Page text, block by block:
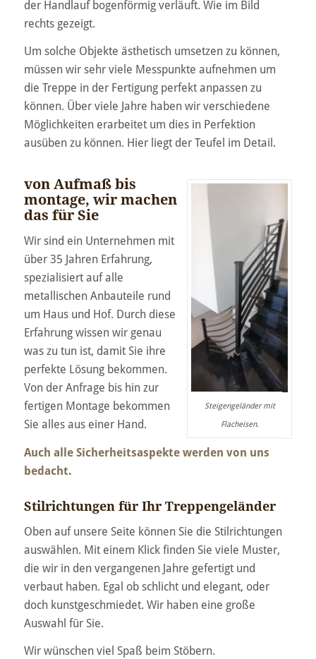
der Handlauf bogenförmig verläuft. Wie im Bild
rechts gezeigt.
Um solche Objekte ästhetisch umsetzen zu können,
müssen wir sehr viele Messpunkte aufnehmen um
die Treppe in der Fertigung perfekt anpassen zu
können. Über viele Jahre haben wir verschiedene
Möglichkeiten erarbeitet um dies in Perfektion
ausüben zu können. Hier liegt der Teufel im Detail.
Steigengeländer mit
Flacheisen.
von Aufmaß bis
montage, wir machen
das für Sie
Wir sind ein Unternehmen mit
über 35 Jahren Erfahrung,
spezialisiert auf alle
metallischen Anbauteile rund
um Haus und Hof. Durch diese
Erfahrung wissen wir genau
was zu tun ist, damit Sie ihre
perfekte Lösung bekommen.
Von der Anfrage bis hin zur
fertigen Montage bekommen
Sie alles aus einer Hand.
Auch alle Sicherheitsaspekte werden von uns
bedacht.
Stilrichtungen für Ihr Treppengeländer
Oben auf unsere Seite können Sie die Stilrichtungen
auswählen. Mit einem Klick finden Sie viele Muster,
die wir in den vergangenen Jahre gefertigt und
verbaut haben. Egal ob schlicht und elegant, oder
doch kunstgeschmiedet. Wir haben eine große
Auswahl für Sie.
Wir wünschen viel Spaß beim Stöbern.